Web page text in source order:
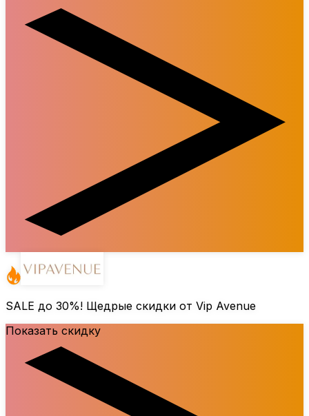
SALE до 30%! Щедрые скидки от Vip Avenue
Показать скидку